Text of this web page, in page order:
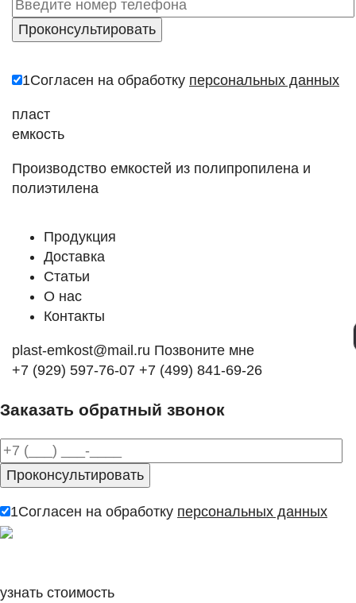
1Согласен на обработку персональных данных
пласт
емкость
Производство емкостей из полипропилена и
полиэтилена
Продукция
Доставка
Статьи
О нас
Контакты
plast-emkost@mail.ru Позвоните мне
+7 (929) 597-76-07 +7 (499) 841-69-26
Заказать обратный звонок
1Согласен на обработку персональных данных
узнать стоимость